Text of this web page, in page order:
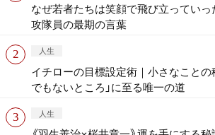
なぜ若者たちは笑顔で飛び立ってい
攻隊員の最期の言葉
人生
イチローの目標設定術｜小さなことの
でもないところ」に至る唯一の道
人生